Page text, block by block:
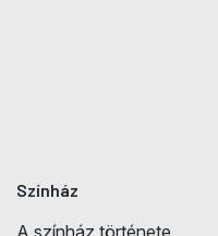
Színház
A színház története